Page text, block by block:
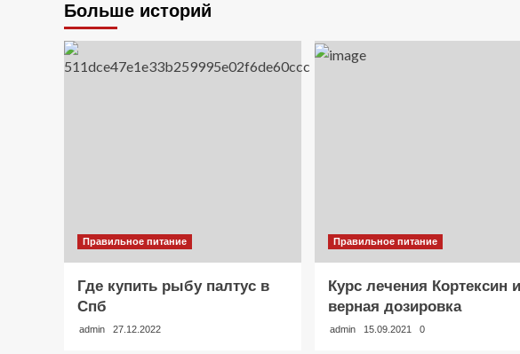
Больше историй
Правильное питание
Где купить рыбу палтус в
Спб
admin 27.12.2022
Правильное питание
Курс лечения Кортексин и
верная дозировка
admin 15.09.2021 0